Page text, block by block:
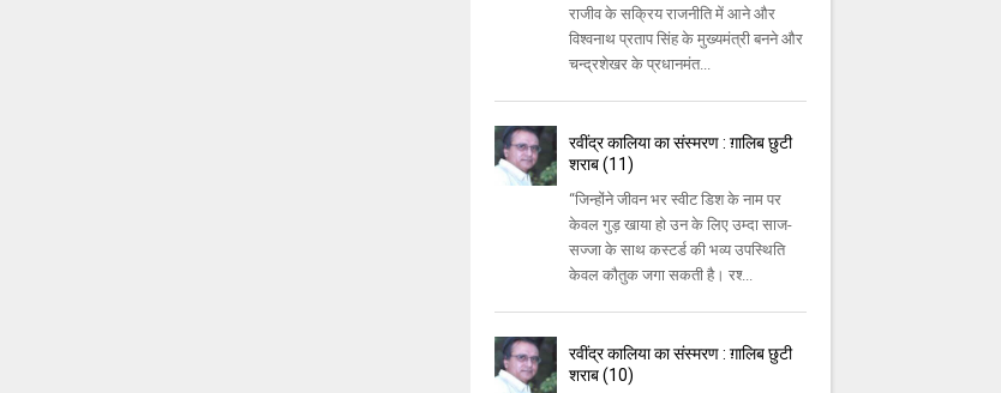
राजीव के सक्रिय राजनीति में आने और
विश्‍वनाथ प्रताप सिंह के मुख्‍यमंत्री बनने और
चन्‍द्रशेखर के प्रधानमंत...
रवींद्र कालिया का संस्मरण : ग़ालिब छुटी
शराब (11)
“जिन्‍होंने जीवन भर स्‍वीट डिश के नाम पर
केवल गुड़ खाया हो उन के लिए उम्‍दा साज-
सज्‍जा के साथ कस्‍टर्ड की भव्‍य उपस्‍थिति
केवल कौतुक जगा सकती है। रश्‍...
रवींद्र कालिया का संस्मरण : ग़ालिब छुटी
शराब (10)